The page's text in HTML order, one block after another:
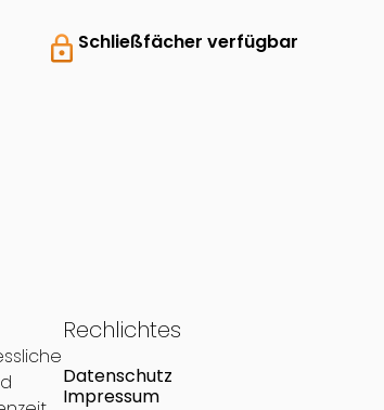
lock Schließfächer verfügbar
Rechlichtes
Datenschutz
Impressum